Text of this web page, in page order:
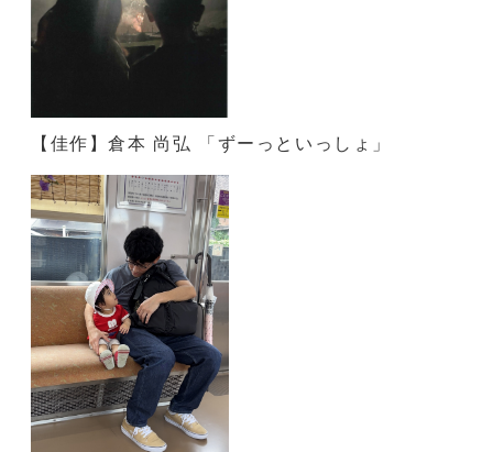
【佳作】倉本 尚弘 「ずーっといっしょ」